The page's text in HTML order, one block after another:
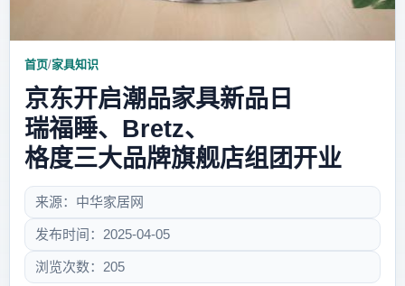
首页/家具知识
京东开启潮品家具新品日
瑞福睡、Bretz、
格度三大品牌旗舰店组团开业
来源：中华家居网
发布时间：2025-04-05
浏览次数：205